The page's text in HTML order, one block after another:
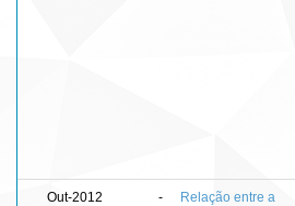
Out-2012 -
Relação entre a